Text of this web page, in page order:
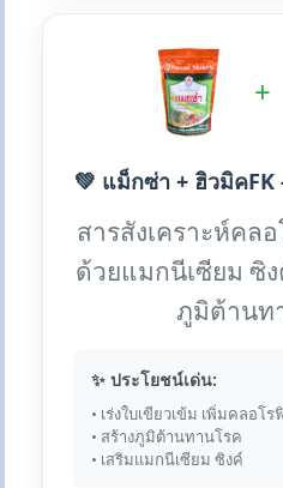
+
💚 แม็กซ่า + ฮิวมิค
สารสังเคราะห์คล
ด้วยแมกนีเซียม ซิง
ภูมิต้านท
✨ ประโยชน์เด่น:
• เร่งใบเขียวเข้ม เพิ่มคลอโร
• สร้างภูมิต้านทานโรค
• เสริมแมกนีเซียม ซิงค์